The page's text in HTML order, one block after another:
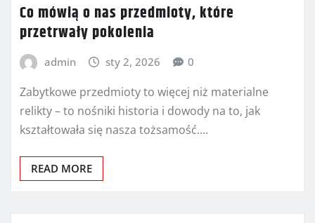
Co mówią o nas przedmioty, które
przetrwały pokolenia
admin sty 2, 2026 0
Zabytkowe przedmioty to więcej niż materialne
relikty – to nośniki historia i dowody na to, jak
kształtowała się nasza tożsamość.…
READ MORE